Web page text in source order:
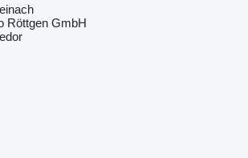
Röttgen GmbH